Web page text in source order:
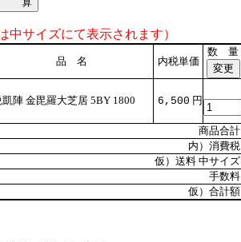
サイズにて表示されます）
品 名 内税単価
数 量
陣 金毘羅大芝居 5BY 1800 6,500 円
商品合計
内）消費税
仮）送料 中サイズ
手数料
仮）合計額